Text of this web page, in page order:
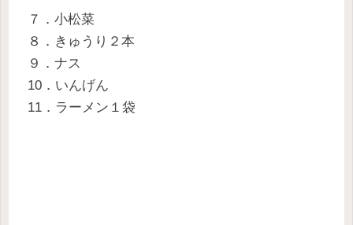
７．小松菜
８．きゅうり２本
９．ナス
10．いんげん
11．ラーメン１袋